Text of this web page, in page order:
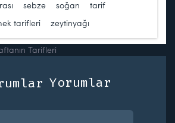
sebze soğan tarif
tarifleri zeytinyağı
Yorumlar